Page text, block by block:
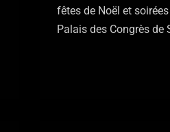
fêtes de Noël et soirées
Palais des Congrès de